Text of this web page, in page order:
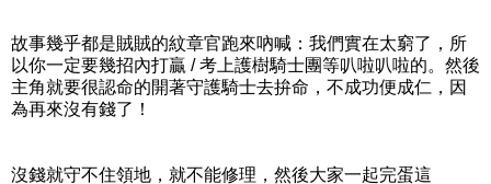
故事幾乎都是賊賊的紋章官跑來吶喊：我們實在太窮了，所
以你一定要幾招內打贏 / 考上護樹騎士團等叭啦叭啦的。然後
主角就要很認命的開著守護騎士去拚命，不成功便成仁，因
為再來沒有錢了！
沒錢就守不住領地，就不能修理，然後大家一起完蛋這